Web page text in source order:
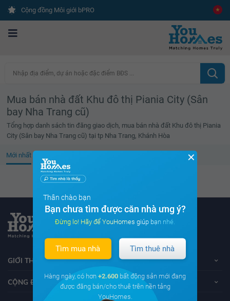
Cộng đồng Môi giới bPRO
Nhập địa điểm, dự án hoặc đặc điểm BĐS ...
Mua bán nhà đất Khu đô thị Piania City (Sân
bay Nha Trang cũ)
Tổng hợp danh sách tin đăng giao dịch, mua bán nhà đất Khu đô thị Piania
City (Sân bay Nha Trang cũ) tại tp Nha Trang, Khánh Hòa
Mới nhất
Không tìm thấy tin bất động sản nào
GIỚI THIỆU VỀ YOUHOMES
CỘNG ĐỒNG YOUHOMERS
✕
Thân chào bạn
Bạn chưa tìm được căn nhà ưng ý?
Đừng lo! Hãy để YouHomes giúp bạn nhé.
Tìm mua nhà Tìm thuê nhà
Hàng ngày, có hơn +2.600 bất động sản mới đang
được đăng bán/cho thuê trên nền tảng
YouHomes.